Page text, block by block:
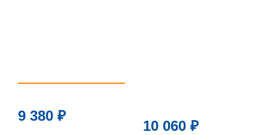
9 380 ₽
10 060 ₽